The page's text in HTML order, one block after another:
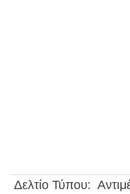
Δελτίο Τύπου: